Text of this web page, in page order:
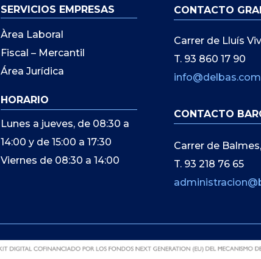
SERVICIOS EMPRESAS
Àrea Laboral
Fiscal – Mercantil
Área Jurídica
HORARIO
Lunes a jueves, de 08:30 a
14:00 y de 15:00 a 17:30
Viernes de 08:30 a 14:00
CONTACTO
Carrer de Lluís
T. 93 860 17 90
info@delbas.com
CONTACTO
Carrer de
T. 93 218 76 65